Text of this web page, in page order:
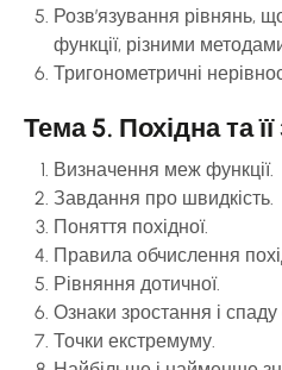
Розв’язування рівнянь,
функції, різними
Тригонометричні
Тема 5. Похідна та
Визначення меж функції.
Завдання про швидкість.
Поняття похідної.
Правила обчислення
Рівняння дотичної.
Ознаки зростання і спаду
Точки екстремуму.